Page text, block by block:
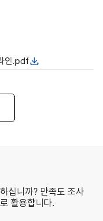
인.pdf
십니까? 만족도 조사
활용합니다.